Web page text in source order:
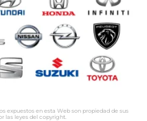
expuestos en esta Web son propiedad de sus
las leyes del copyright.